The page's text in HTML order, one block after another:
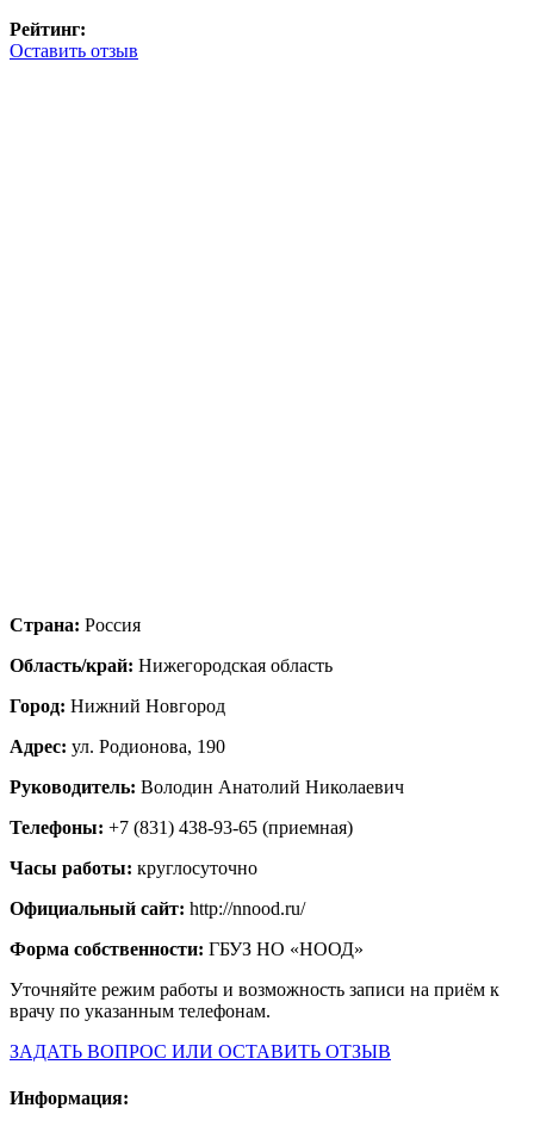
Рейтинг:
Оставить отзыв
Страна: Россия
Область/край: Нижегородская область
Город: Нижний Новгород
Адрес: ул. Родионова, 190
Руководитель: Володин Анатолий Николаевич
Телефоны: +7 (831) 438-93-65 (приемная)
Часы работы: круглосуточно
Официальный сайт: http://nnood.ru/
Форма собственности: ГБУЗ НО «НООД»
Уточняйте режим работы и возможность записи на приём к
врачу по указанным телефонам.
ЗАДАТЬ ВОПРОС ИЛИ ОСТАВИТЬ ОТЗЫВ
Информация: